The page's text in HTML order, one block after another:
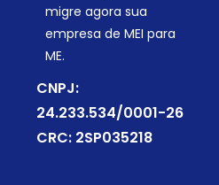
migre agora sua
empresa de MEI para
ME.
CNPJ:
24.233.534/0001-26
CRC: 2SP035218